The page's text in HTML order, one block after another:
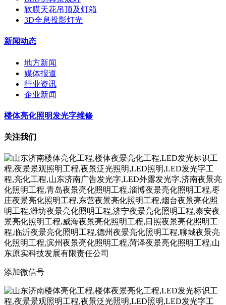
软膜天花吊顶及灯箱
3D全息投影灯光
新闻动态
地方新闻
媒体报道
行业资讯
企业新闻
楼体亮化照明发光字维修
关注我们
添加微信号